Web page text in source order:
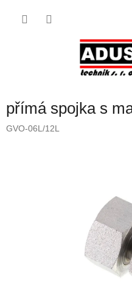
přímá spojka s
GVO-06L/12L